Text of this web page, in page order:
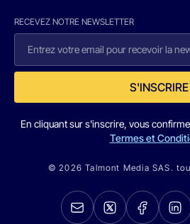
RECEVEZ NOTRE NEWSLETTER
S'INSCRIRE
En cliquant sur s'inscrire, vous
Termes et
© 2026 Talmont Media SAS.